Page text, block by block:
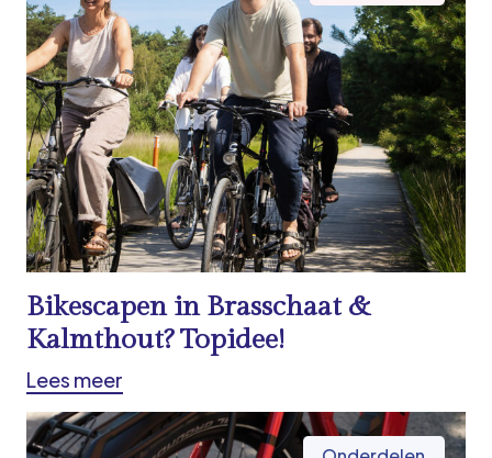
Bikescapen in Brasschaat &
Kalmthout? Topidee!
Lees meer